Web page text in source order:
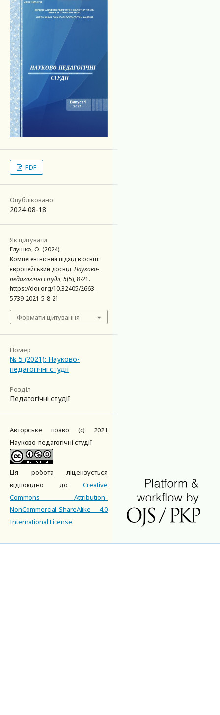
PDF
Опубліковано
2024-08-18
Як цитувати
Глушко, О. (2024).
Компетентнісний підхід в освіті:
європейський досвід. Науково-
педагогічні студії,5(5), 8-21.
https://doi.org/10.32405/2663-
5739-2021-5-8-21
Формати цитування
Номер
№ 5 (2021): Науково-
педагогічні студії
Розділ
Педагогічні студії
Авторське право (c) 2021
Науково-педагогічні студії
Ця робота ліцензується
відповідно до Creative
Commons Attribution-
NonCommercial-ShareAlike 4.0
International License.